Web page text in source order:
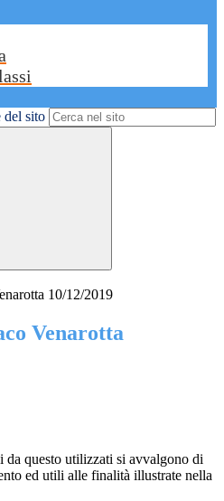
del sito
10/12/2019
Venarotta
da questo utilizzati si avvalgono di
ed utili alle finalità illustrate nella